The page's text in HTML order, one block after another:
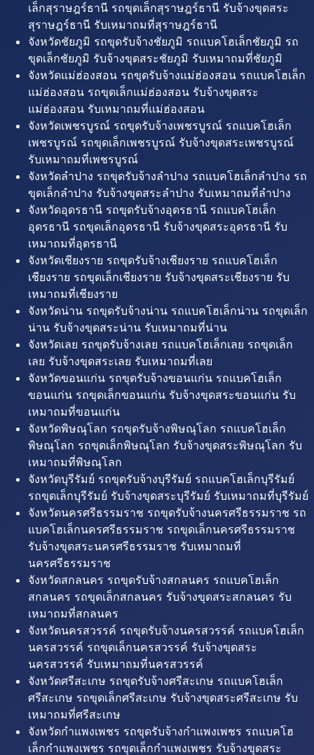
เล็กสุราษฎร์ธานี รถขุดเล็กสุราษฎร์ธานี รับจ้างขุดสระ
สุราษฎร์ธานี รับเหมาถมที่สุราษฎร์ธานี
จังหวัดชัยภูมิ รถขุดรับจ้างชัยภูมิ รถแบคโฮเล็กชัยภูมิ รถ
ขุดเล็กชัยภูมิ รับจ้างขุดสระชัยภูมิ รับเหมาถมที่ชัยภูมิ
จังหวัดแม่ฮ่องสอน รถขุดรับจ้างแม่ฮ่องสอน รถแบคโฮเล็ก
แม่ฮ่องสอน รถขุดเล็กแม่ฮ่องสอน รับจ้างขุดสระ
แม่ฮ่องสอน รับเหมาถมที่แม่ฮ่องสอน
จังหวัดเพชรบูรณ์ รถขุดรับจ้างเพชรบูรณ์ รถแบคโฮเล็ก
เพชรบูรณ์ รถขุดเล็กเพชรบูรณ์ รับจ้างขุดสระเพชรบูรณ์
รับเหมาถมที่เพชรบูรณ์
จังหวัดลำปาง รถขุดรับจ้างลำปาง รถแบคโฮเล็กลำปาง รถ
ขุดเล็กลำปาง รับจ้างขุดสระลำปาง รับเหมาถมที่ลำปาง
จังหวัดอุดรธานี รถขุดรับจ้างอุดรธานี รถแบคโฮเล็ก
อุดรธานี รถขุดเล็กอุดรธานี รับจ้างขุดสระอุดรธานี รับ
เหมาถมที่อุดรธานี
จังหวัดเชียงราย รถขุดรับจ้างเชียงราย รถแบคโฮเล็ก
เชียงราย รถขุดเล็กเชียงราย รับจ้างขุดสระเชียงราย รับ
เหมาถมที่เชียงราย
จังหวัดน่าน รถขุดรับจ้างน่าน รถแบคโฮเล็กน่าน รถขุดเล็ก
น่าน รับจ้างขุดสระน่าน รับเหมาถมที่น่าน
จังหวัดเลย รถขุดรับจ้างเลย รถแบคโฮเล็กเลย รถขุดเล็ก
เลย รับจ้างขุดสระเลย รับเหมาถมที่เลย
จังหวัดขอนแก่น รถขุดรับจ้างขอนแก่น รถแบคโฮเล็ก
ขอนแก่น รถขุดเล็กขอนแก่น รับจ้างขุดสระขอนแก่น รับ
เหมาถมที่ขอนแก่น
จังหวัดพิษณุโลก รถขุดรับจ้างพิษณุโลก รถแบคโฮเล็ก
พิษณุโลก รถขุดเล็กพิษณุโลก รับจ้างขุดสระพิษณุโลก รับ
เหมาถมที่พิษณุโลก
จังหวัดบุรีรัมย์ รถขุดรับจ้างบุรีรัมย์ รถแบคโฮเล็กบุรีรัมย์
รถขุดเล็กบุรีรัมย์ รับจ้างขุดสระบุรีรัมย์ รับเหมาถมที่บุรีรัมย์
จังหวัดนครศรีธรรมราช รถขุดรับจ้างนครศรีธรรมราช รถ
แบคโฮเล็กนครศรีธรรมราช รถขุดเล็กนครศรีธรรมราช
รับจ้างขุดสระนครศรีธรรมราช รับเหมาถมที่
นครศรีธรรมราช
จังหวัดสกลนคร รถขุดรับจ้างสกลนคร รถแบคโฮเล็ก
สกลนคร รถขุดเล็กสกลนคร รับจ้างขุดสระสกลนคร รับ
เหมาถมที่สกลนคร
จังหวัดนครสวรรค์ รถขุดรับจ้างนครสวรรค์ รถแบคโฮเล็ก
นครสวรรค์ รถขุดเล็กนครสวรรค์ รับจ้างขุดสระ
นครสวรรค์ รับเหมาถมที่นครสวรรค์
จังหวัดศรีสะเกษ รถขุดรับจ้างศรีสะเกษ รถแบคโฮเล็ก
ศรีสะเกษ รถขุดเล็กศรีสะเกษ รับจ้างขุดสระศรีสะเกษ รับ
เหมาถมที่ศรีสะเกษ
จังหวัดกำแพงเพชร รถขุดรับจ้างกำแพงเพชร รถแบคโฮ
เล็กกำแพงเพชร รถขุดเล็กกำแพงเพชร รับจ้างขุดสระ